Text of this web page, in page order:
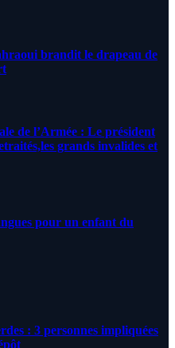
brandit le drapeau de
de l’Armée : Le président
grands invalides et
pour un enfant du
: 3 personnes impliquées